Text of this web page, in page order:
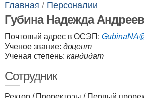
Главная / Персоналии​
Губина Надежда
Почтовый адрес в ОСЭП:
Ученое звание: доцент
Ученая степень: кандидат
Сотрудник
Ректор / Проректоры / Первый